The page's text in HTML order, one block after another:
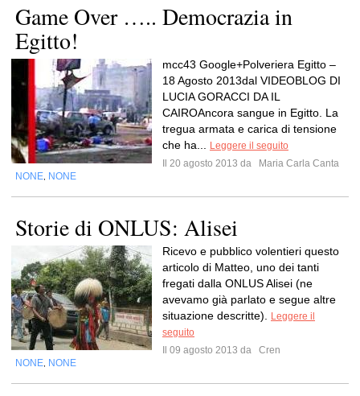
Game Over ….. Democrazia in
Egitto!
mcc43 Google+Polveriera Egitto –
18 Agosto 2013dal VIDEOBLOG DI
LUCIA GORACCI DA IL
CAIROAncora sangue in Egitto. La
tregua armata e carica di tensione
che ha...
Leggere il seguito
Il 20 agosto 2013 da
Maria Carla Canta
NONE NONE
Storie di ONLUS: Alisei
Ricevo e pubblico volentieri questo
articolo di Matteo, uno dei tanti
fregati dalla ONLUS Alisei (ne
avevamo già parlato e segue altre
situazione descritte).
Leggere il
seguito
Il 09 agosto 2013 da
Cren
NONE NONE